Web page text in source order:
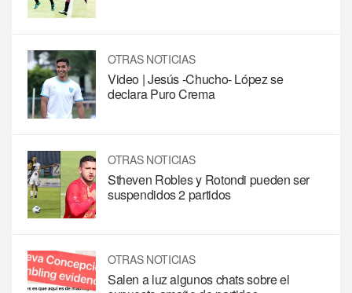
OTRAS NOTICIAS
Video | Jesús -Chucho- López se
declara Puro Crema
OTRAS NOTICIAS
Stheven Robles y Rotondi pueden ser
suspendidos 2 partidos
OTRAS NOTICIAS
Salen a luz algunos chats sobre el